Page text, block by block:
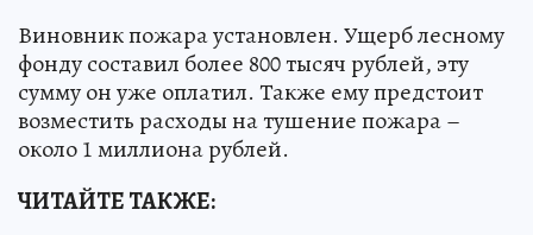
Виновник пожара установлен. Ущерб лесному
фонду составил более 800 тысяч рублей, эту
сумму он уже оплатил. Также ему предстоит
возместить расходы на тушение пожара –
около 1 миллиона рублей.
ЧИТАЙТЕ ТАКЖЕ: